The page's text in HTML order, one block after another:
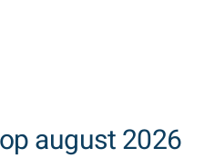
august 2026